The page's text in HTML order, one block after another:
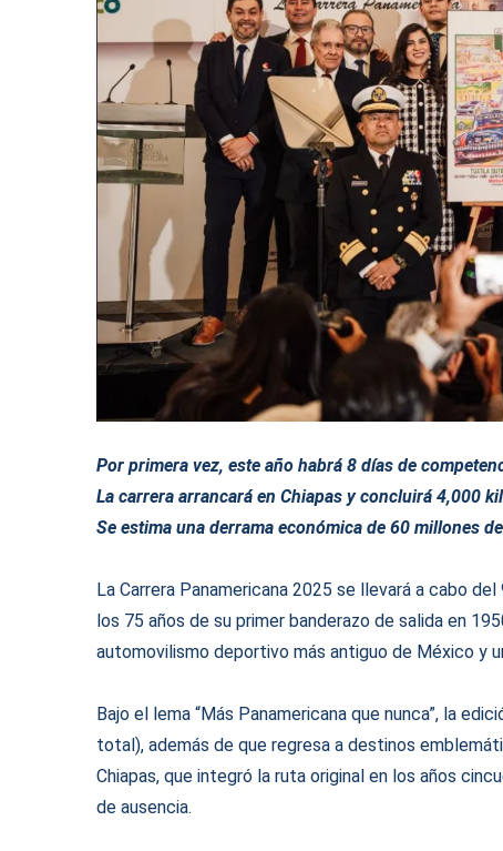
Por primera vez, este año habrá 8 días de
La carrera arrancará en Chiapas y concluirá 4,000
Se estima una derrama económica de 60 millones
La Carrera Panamericana 2025 se llevará a cabo
los 75 años de su primer banderazo de salida en
automovilismo deportivo más antiguo de México y
Bajo el lema “Más Panamericana que nunca”, la
total), además de que regresa a destinos
Chiapas, que integró la ruta original en los años
de ausencia.